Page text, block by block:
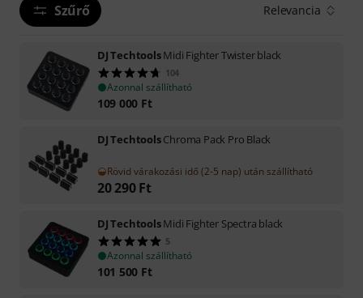
Szűrő Relevancia
DJ TechtoolsMidi Fighter Twister black
104
Azonnal szállítható
109 000 Ft
DJ TechtoolsChroma Pack Pro Black
Rövid várakozási idő (2-5 nap) után szállítható
20 290 Ft
DJ TechtoolsMidi Fighter Spectra black
5
Azonnal szállítható
101 500 Ft